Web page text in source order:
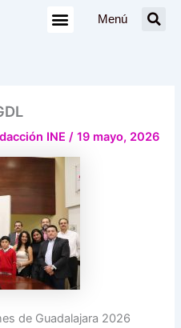
Menú
INE/19 mayo, 2026
de Guadalajara 2026